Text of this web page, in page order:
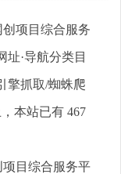
项目综合服务
址·导航分类目
擎抓取/蜘蛛爬
本站已有 467
目综合服务平